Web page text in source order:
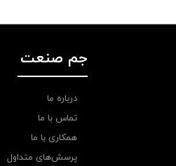
جم صنعت
درباره ما
تماس با ما
همکاری با ما
پرسش‌های متداول